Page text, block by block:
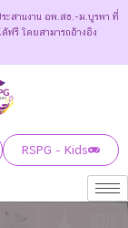
ะสานงาน อพ.สธ.-ม.บูรพา ที่
ฟรี โดยสามารถอ้างอิง
RSPG - Kids